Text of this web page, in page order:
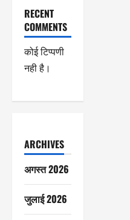
RECENT
COMMENTS
कोई टिप्पणी
नही है।
ARCHIVES
अगस्त 2026
जुलाई 2026